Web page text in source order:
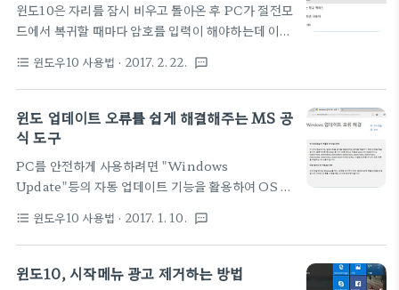
기타 악성 소프트웨어로부터 사용자의 PC를 보호할
수 있는 보안 업데이트를 더 이상 받을 수 없게되므로
필히 최신 버전 OS 를 설치해야합니다. 오늘은 우리
'Windows 수명 주기 팩트..
윈도10은 자리를 잠시 비우고 돌아온 후 PC가 절전모
드에서 복귀할 때마다 암호를 입력이 해야하는데 이것
면 자리를 비운 사이에 마음대로 바탕 화면을 볼 수 없
도록하기 위해 암호를 다시 입력은 필수라고 할 수 있
지만 집에서 작업하는 경우 등은 여러 번 암호를 입력
시켜 되는 것이 불편하게 느낄 수도 있는 것이죠. 오늘
지 않는 방법을 소개할까 합니다. 따라하기1. 윈도10
설정 - 계정 - 로그인 옵션 을 선택합니다. ▼ 2. '로그
인 필요' 항목에 현재 다시 Windows에 로그인을 요
format_list_bulleted 윈도우10 사용법 · 2017. 2. 22. textsms
윈도 업데이트 오류를 쉽게 해결해주는 MS 공
식 도구
PC를 안전하게 사용하려면 "Windows
Update"등의 자동 업데이트 기능을 활용하여 OS 나
다. Windows의 경우 자체적으로 제공하는
Update 기능을 이용하게 되는데 가끔씩 원인응 알수
없는 에러나 기타 이유로 업데이트가 제대로 되지 않
format_list_bulleted 윈도우10 사용법 · 2017. 1. 10. textsms
윈도10, 시작메뉴 광고 제거하는 방법